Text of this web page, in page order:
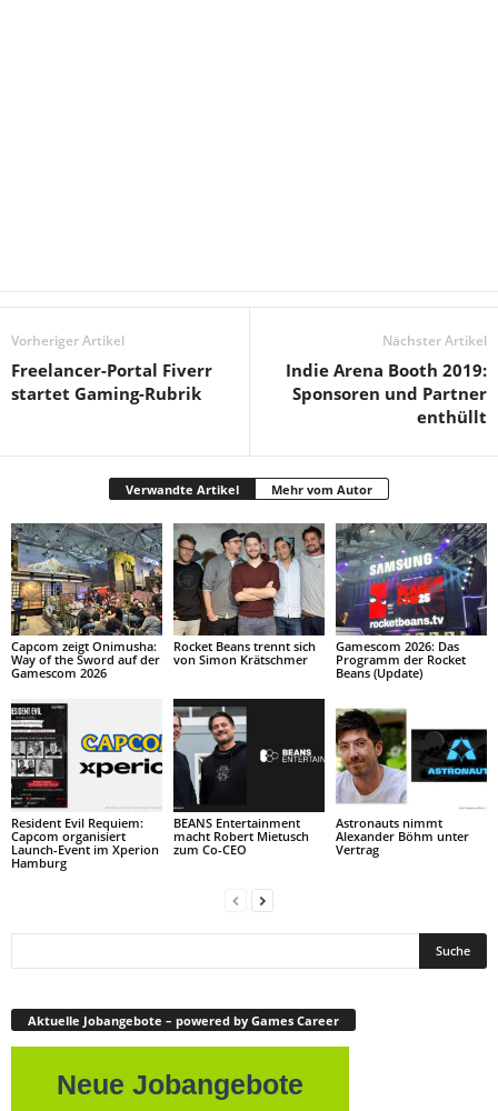
Vorheriger Artikel
Freelancer-Portal Fiverr
startet Gaming-Rubrik
Nächster Artikel
Indie Arena Booth 2019:
Sponsoren und Partner
enthüllt
Verwandte Artikel Mehr vom Autor
Capcom zeigt Onimusha:
Way of the Sword auf der
Gamescom 2026
Rocket Beans trennt sich
von Simon Krätschmer
Gamescom 2026: Das
Programm der Rocket
Beans (Update)
Resident Evil Requiem:
Capcom organisiert
Launch-Event im Xperion
Hamburg
BEANS Entertainment
macht Robert Mietusch
zum Co-CEO
Astronauts nimmt
Alexander Böhm unter
Vertrag
Aktuelle Jobangebote – powered by Games Career